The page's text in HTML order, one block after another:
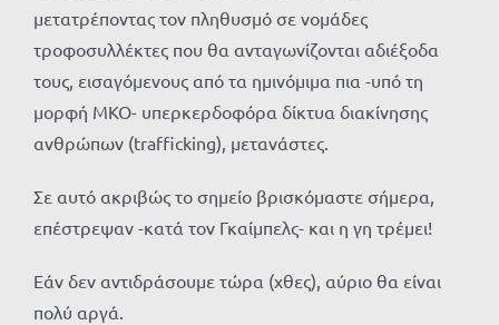
μετατρέποντας τον πληθυσμό σε νομάδες
τροφοσυλλέκτες που θα ανταγωνίζονται αδιέξοδα
τους, εισαγόμενους από τα ημινόμιμα πια -υπό τη
μορφή ΜΚΟ- υπερκερδοφόρα δίκτυα διακίνησης
ανθρώπων (trafficking), μετανάστες.
Σε αυτό ακριβώς το σημείο βρισκόμαστε σήμερα,
επέστρεψαν -κατά τον Γκαίμπελς- και η γη τρέμει!
Εάν δεν αντιδράσουμε τώρα (χθες), αύριο θα είναι
πολύ αργά.